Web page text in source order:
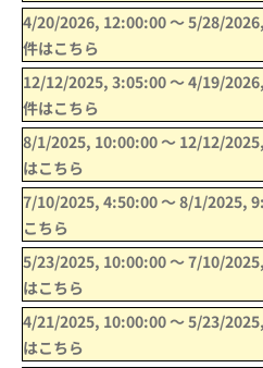
4/20/2026, 12:00:00〜5/28/
件はこちら
12/12/2025, 3:05:00〜4/19/
件はこちら
8/1/2025, 10:00:00〜 12/12/
はこちら
7/10/2025, 4:50:00〜8/1/2025,
こちら
5/23/2025, 10:00:00〜7/10/
はこちら
4/21/2025, 10:00:00〜5/23/
はこちら